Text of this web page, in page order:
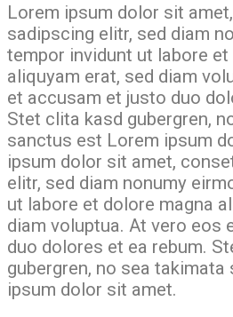
Lorem ipsum dolor sit
sadipscing elitr, sed diam
tempor invidunt ut labore et
aliquyam erat, sed diam
et accusam et justo duo
Stet clita kasd gubergren,
sanctus est Lorem ipsum
ipsum dolor sit amet,
elitr, sed diam nonumy
ut labore et dolore magna
diam voluptua. At vero eos
duo dolores et ea rebum.
gubergren, no sea
ipsum dolor sit amet.